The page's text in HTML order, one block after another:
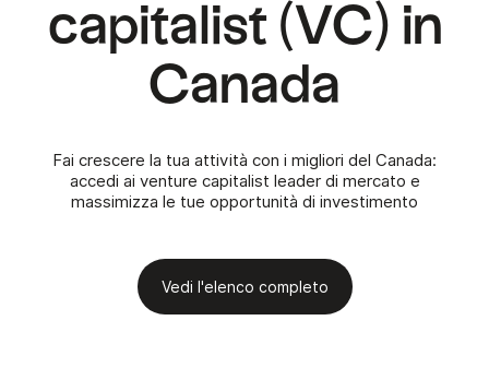
capitalist (VC) in
Canada
Fai crescere la tua attività con i migliori del Canada:
accedi ai venture capitalist leader di mercato e
massimizza le tue opportunità di investimento
Vedi l'elenco completo